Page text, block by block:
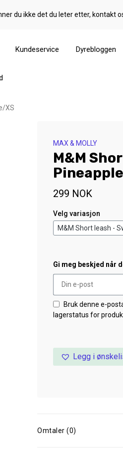
du ikke det du leter etter, kontakt
Kundeservice Dyrebloggen
XS
MAX & MOLLY
M&M
299 NOK
Velg variasjon
Gi meg beskjed når
Bruk denne e-
lagerstatus for
Legg i
Omtaler (0)